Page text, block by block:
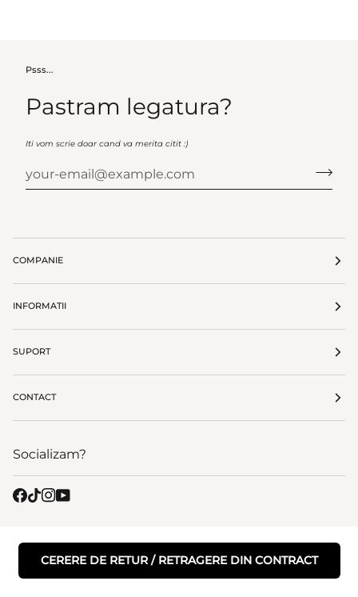
Psss...
Pastram legatura?
Iti vom scrie doar cand va merita citit :)
COMPANIE
INFORMATII
SUPORT
CONTACT
Socializam?
CERERE DE RETUR / RETRAGERE DIN CONTRACT